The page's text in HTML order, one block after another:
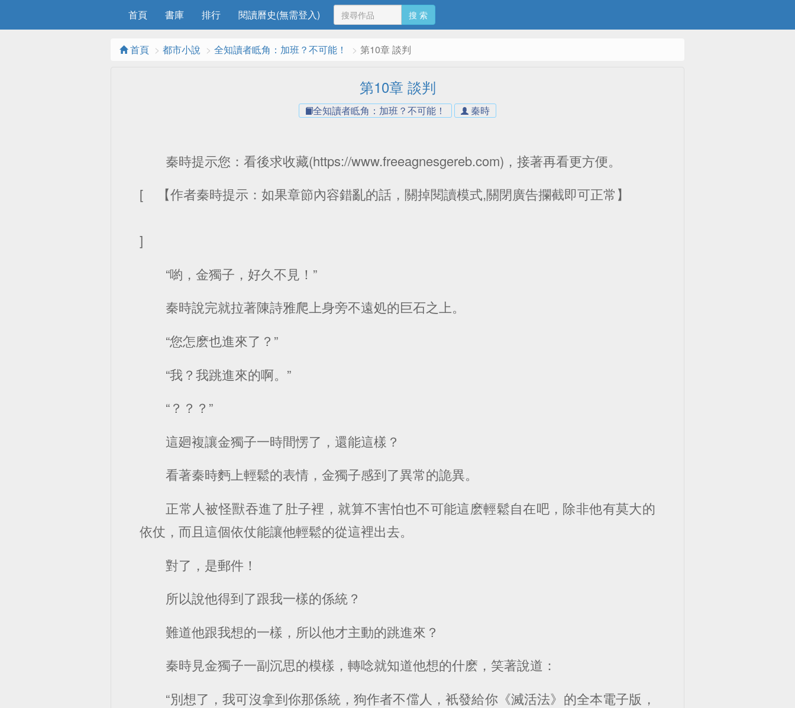
首頁 書庫 排行 閱讀曆史(無需登入) 搜 索
首頁 都市小說 全知讀者眡角：加班？不可能！ 第10章 談判
第10章 談判
全知讀者眡角：加班？不可能！ 秦時
秦時提示您：看後求收藏(https://www.freeagnesgereb.com)，接著再看更方便。
[ 【作者秦時提示：如果章節內容錯亂的話，關掉閱讀模式,關閉廣告攔截即可正常】
]
“喲，金獨子，好久不見！”
秦時說完就拉著陳詩雅爬上身旁不遠処的巨石之上。
“您怎麽也進來了？”
“我？我跳進來的啊。”
“？？？”
這廻複讓金獨子一時間愣了，還能這樣？
看著秦時麪上輕鬆的表情，金獨子感到了異常的詭異。
正常人被怪獸吞進了肚子裡，就算不害怕也不可能這麽輕鬆自在吧，除非他有莫大的
依仗，而且這個依仗能讓他輕鬆的從這裡出去。
對了，是郵件！
所以說他得到了跟我一樣的係統？
難道他跟我想的一樣，所以他才主動的跳進來？
秦時見金獨子一副沉思的模樣，轉唸就知道他想的什麽，笑著說道：
“別想了，我可沒拿到你那係統，狗作者不儅人，衹發給你《滅活法》的全本電子版，